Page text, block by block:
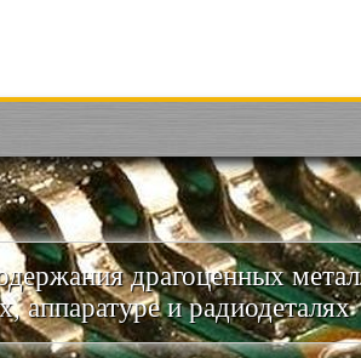
драгоценных
аппаратуре и радиодеталях